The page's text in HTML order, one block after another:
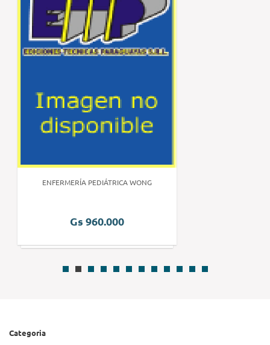
ENFERMERÍA PEDIÁTRICA WONG
Gs 960.000
Categoria